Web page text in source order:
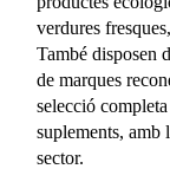
verdures
També disposen
de marques
selecció
suplements, amb
sector.